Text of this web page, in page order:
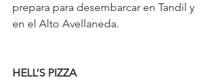
prepara para desembarcar en Tandil y
en el Alto Avellaneda.
HELL’S PIZZA